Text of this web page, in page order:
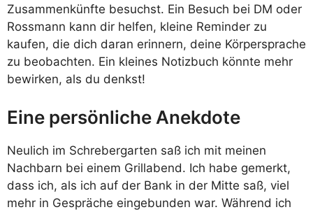
Zusammenkünfte besuchst. Ein Besuch bei DM oder
Rossmann kann dir helfen, kleine Reminder zu
kaufen, die dich daran erinnern, deine Körpersprache
zu beobachten. Ein kleines Notizbuch könnte mehr
bewirken, als du denkst!
Eine persönliche Anekdote
Neulich im Schrebergarten saß ich mit meinen
Nachbarn bei einem Grillabend. Ich habe gemerkt,
dass ich, als ich auf der Bank in der Mitte saß, viel
mehr in Gespräche eingebunden war. Während ich